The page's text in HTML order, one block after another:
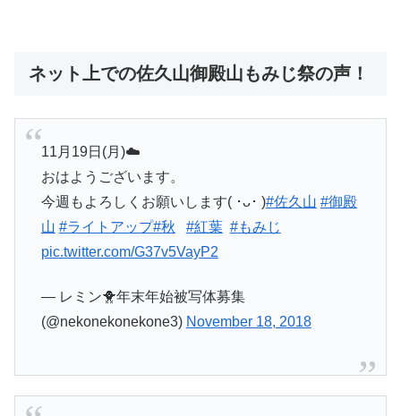
ネット上での佐久山御殿山もみじ祭の声！
11月19日(月)☁️
おはようございます。
今週もよろしくお願いします( ･ᴗ･ )#佐久山 #御殿
山 #ライトアップ#秋 #紅葉⁠ ⁠⁠ ⁠ #もみじ
pic.twitter.com/G37v5VayP2
— レミン🐥年末年始被写体募集
(@nekonekonekone3) November 18, 2018